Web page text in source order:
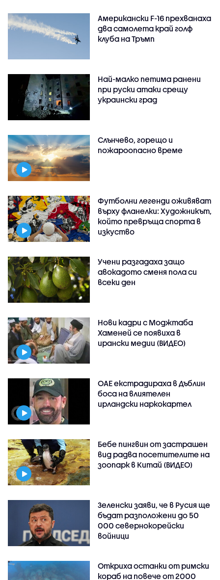
Американски F-16 прехванаха
два самолета край голф
клуба на Тръмп
Най-малко петима ранени
при руски атаки срещу
украински град
Слънчево, горещо и
пожароопасно време
Футболни легенди оживяват
върху фланелки: Художникът,
който превръща спорта в
изкуство
Учени разгадаха защо
авокадото сменя пола си
всеки ден
Нови кадри с Моджтаба
Хаменей се появиха в
ирански медии (ВИДЕО)
ОАЕ екстрадираха в Дъблин
боса на влиятелен
ирландски наркокартел
Бебе пингвин от застрашен
вид радва посетителите на
зоопарк в Китай (ВИДЕО)
Зеленски заяви, че в Русия ще
бъдат разположени до 50
000 севернокорейски
войници
Откриха останки от римски
кораб на повече от 2000